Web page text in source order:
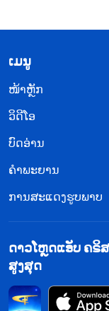
​ເມ​ນູ
​ໜ້າຫຼັກ
ວິ​ດີ​ໂອ
ບົດອ່ານ
ຄຳພະຍານ
ການສະແດງຮູບພາບ
ດາວໂຫຼດແອັບ ຄຣິ
ສູງສຸດ